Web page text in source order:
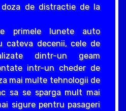
de distractie de la
primele lunete auto
cateva decenii, cele de
dintr-un geam
intr-un cheder de
mai multe tehnologii de
sa se sparga mult mai
sigure pentru pasageri